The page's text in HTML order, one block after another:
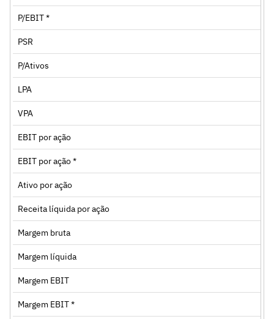
P/EBIT *
PSR
P/Ativos
LPA
VPA
EBIT por ação
EBIT por ação *
Ativo por ação
Receita líquida por ação
Margem bruta
Margem líquida
Margem EBIT
Margem EBIT *